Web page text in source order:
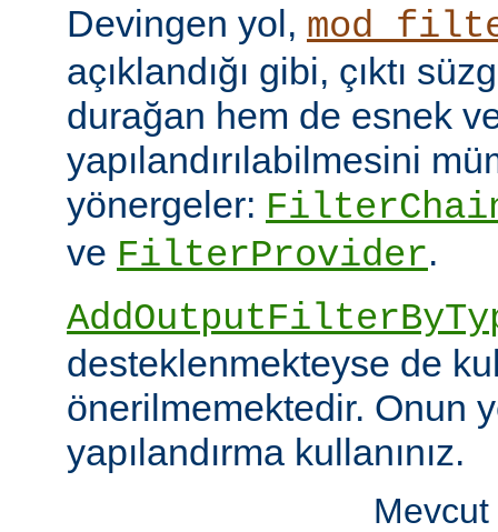
Devingen yol,
açıklandığı gibi, çıktı
durağan hem de esnek
yapılandırılabilmesini
yönergeler:
ve FilterProvider.
desteklenmekteyse de
önerilmemektedir. Onun
yapılandırma kullanınız.